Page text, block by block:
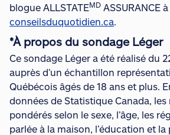
blogue ALLSTATEMD ASSURANCE à
conseilsduquotidien.ca.
*À propos du sondage Léger
Ce sondage Léger a été réalisé du
auprès d’un échantillon
Québécois âgés de 18 ans et plus.
données de Statistique Canada,
pondérés selon le sexe, l’âge, les
parlée à la maison, l’éducation et la